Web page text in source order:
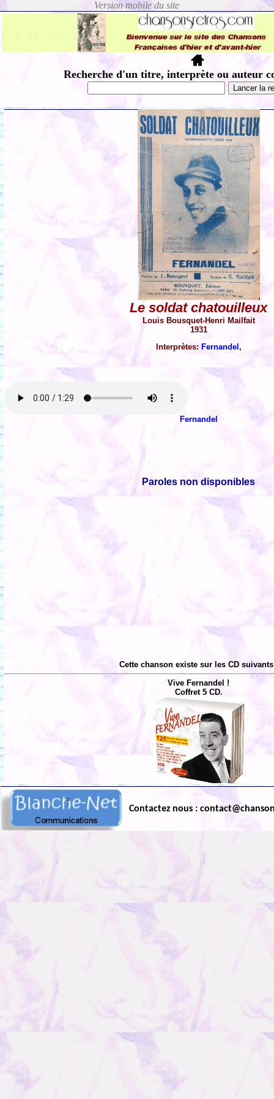
Recherche d'un titre, interprète ou auteur
Le soldat chatouilleux
Louis Bousquet-Henri Mailfait
1931
Interprètes: Fernandel ,
Fernandel
Paroles non disponibles
Cette chanson existe sur les CD
Vive Fernandel !
Coffret 5 CD.
Contactez nous :